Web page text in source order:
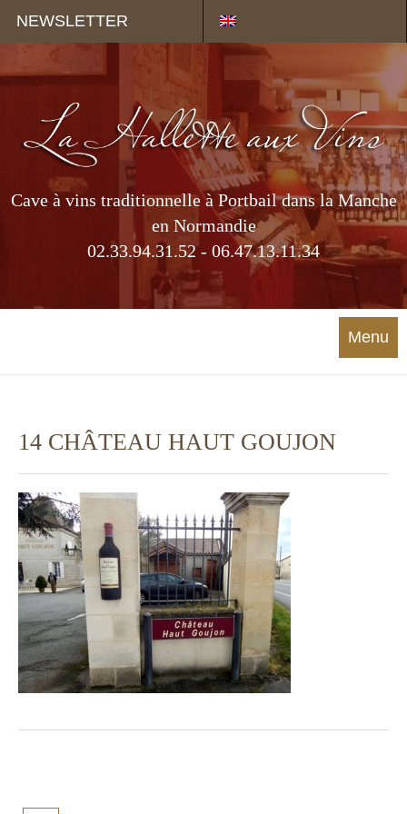
NEWSLETTER
Cave à vins traditionnelle à Portbail dans la Manche
en Normandie
02.33.94.31.52 - 06.47.13.11.34
Menu
14 CHÂTEAU HAUT GOUJON
Panneau de gestion des cookies